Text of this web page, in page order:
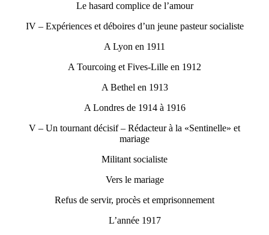
Le hasard complice de l’amour
IV – Expériences et déboires d’un jeune pasteur socialiste
A Lyon en 1911
A Tourcoing et Fives-Lille en 1912
A Bethel en 1913
A Londres de 1914 à 1916
V – Un tournant décisif – Rédacteur à la «Sentinelle» et
mariage
Militant socialiste
Vers le mariage
Refus de servir, procès et emprisonnement
L’année 1917